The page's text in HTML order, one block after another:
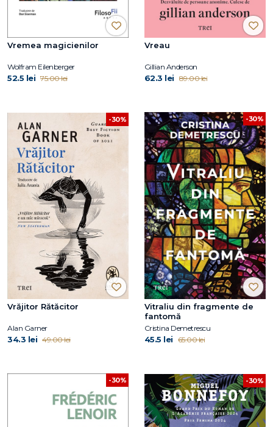
Vremea magicienilor
Wolfram Eilenberger
52.5 lei 75.00 lei
Vreau
Gillian Anderson
62.3 lei 89.00 lei
-30%
Vrăjitor Rătăcitor
Alan Garner
34.3 lei 49.00 lei
-30%
Vitraliu din fragmente de
fantomă
Cristina Demetrescu
45.5 lei 65.00 lei
-30% -30%